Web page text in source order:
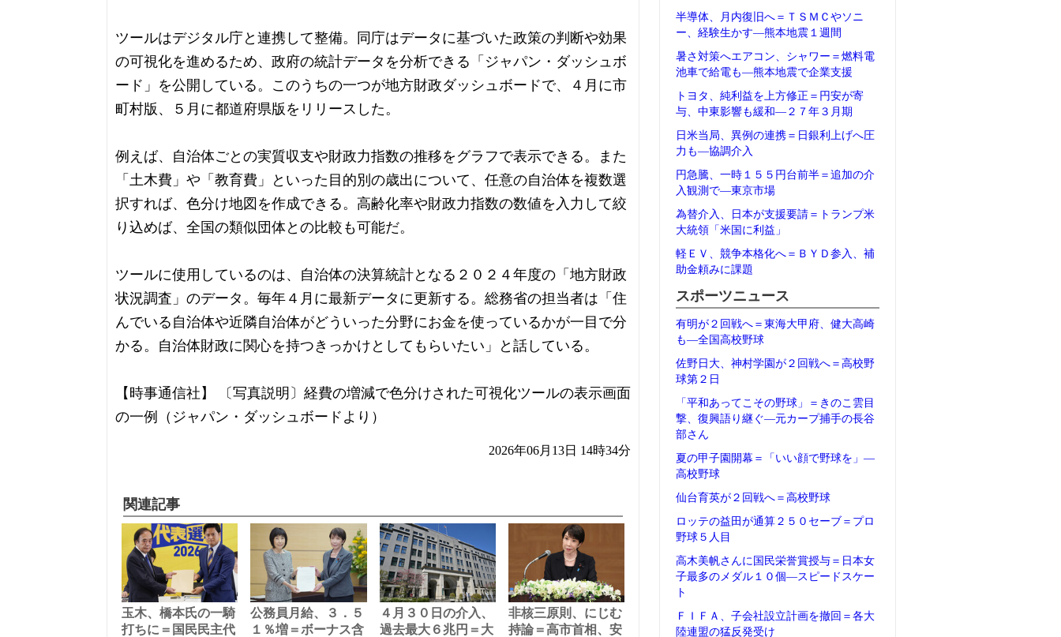
ツールはデジタル庁と連携して整備。同庁はデータに基づいた政策の判断や効果
の可視化を進めるため、政府の統計データを分析できる「ジャパン・ダッシュボ
ード」を公開している。このうちの一つが地方財政ダッシュボードで、４月に市
町村版、５月に都道府県版をリリースした。
例えば、自治体ごとの実質収支や財政力指数の推移をグラフで表示できる。また
「土木費」や「教育費」といった目的別の歳出について、任意の自治体を複数選
択すれば、色分け地図を作成できる。高齢化率や財政力指数の数値を入力して絞
り込めば、全国の類似団体との比較も可能だ。
ツールに使用しているのは、自治体の決算統計となる２０２４年度の「地方財政
状況調査」のデータ。毎年４月に最新データに更新する。総務省の担当者は「住
んでいる自治体や近隣自治体がどういった分野にお金を使っているかが一目で分
かる。自治体財政に関心を持つきっかけとしてもらいたい」と話している。
【時事通信社】 〔写真説明〕経費の増減で色分けされた可視化ツールの表示画面
の一例（ジャパン・ダッシュボードより）
2026年06月13日 14時34分
関連記事
玉木、橋本氏の一騎
打ちに＝国民民主代
公務員月給、３．５
１％増＝ボーナス含
４月３０日の介入、
過去最大６兆円＝大
非核三原則、にじむ
持論＝高市首相、安
半導体、月内復旧へ＝ＴＳＭＣやソニ
ー、経験生かす―熊本地震１週間
暑さ対策へエアコン、シャワー＝燃料電
池車で給電も―熊本地震で企業支援
トヨタ、純利益を上方修正＝円安が寄
与、中東影響も緩和―２７年３月期
日米当局、異例の連携＝日銀利上げへ圧
力も―協調介入
円急騰、一時１５５円台前半＝追加の介
入観測で―東京市場
為替介入、日本が支援要請＝トランプ米
大統領「米国に利益」
軽ＥＶ、競争本格化へ＝ＢＹＤ参入、補
助金頼みに課題
スポーツニュース
有明が２回戦へ＝東海大甲府、健大高崎
も―全国高校野球
佐野日大、神村学園が２回戦へ＝高校野
球第２日
「平和あってこその野球」＝きのこ雲目
撃、復興語り継ぐ―元カープ捕手の長谷
部さん
夏の甲子園開幕＝「いい顔で野球を」―
高校野球
仙台育英が２回戦へ＝高校野球
ロッテの益田が通算２５０セーブ＝プロ
野球５人目
高木美帆さんに国民栄誉賞授与＝日本女
子最多のメダル１０個―スピードスケー
ト
ＦＩＦＡ、子会社設立計画を撤回＝各大
陸連盟の猛反発受け